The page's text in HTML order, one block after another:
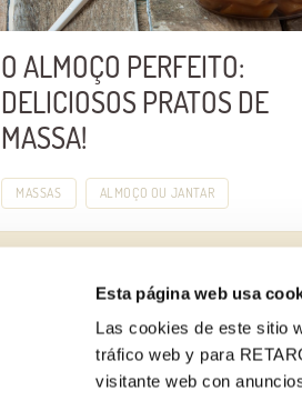
Esta página web usa
Las cookies de este sitio
tráfico web y para
visitante web con
O ALMOÇO PERFEITO:
DELICIOSOS PRATOS DE
MASSA!
MASSAS ALMOÇO OU JANTAR